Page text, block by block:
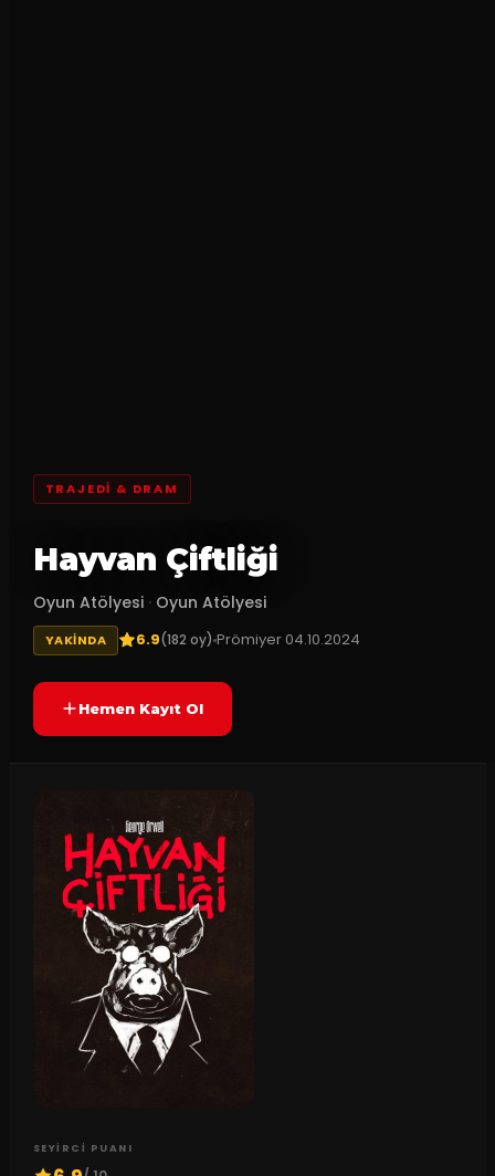
TRAJEDI & DRAM
Hayvan Çiftliği
Oyun Atölyesi · Oyun Atölyesi
YAKINDA 6.9(182 oy)Prömiyer 04.10.2024
Hemen Kayıt Ol
SEYIRCI PUANI